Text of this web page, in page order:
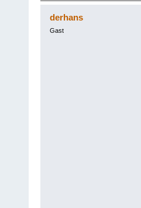
derhans
Gast